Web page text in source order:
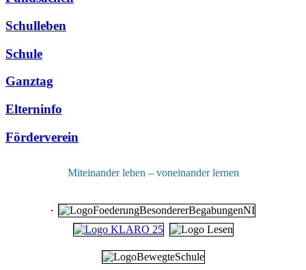
Schulleben
Schule
Ganztag
Elterninfo
Förderverein
Miteinander leben – voneinander lernen